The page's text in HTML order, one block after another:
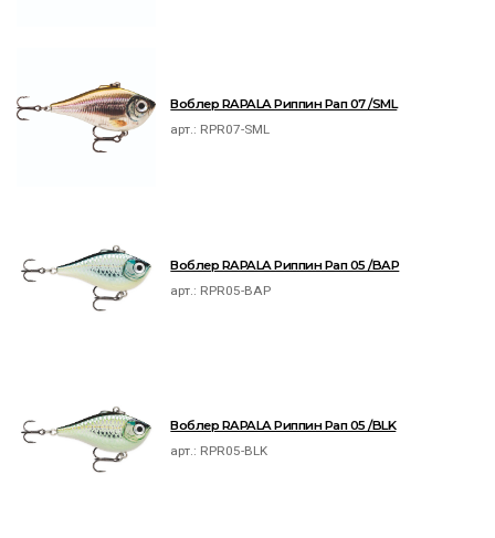
Воблер RAPALA Риппин Рап 07 /SML
арт.: RPR07-SML
Воблер RAPALA Риппин Рап 05 /BAP
арт.: RPR05-BAP
Воблер RAPALA Риппин Рап 05 /BLK
арт.: RPR05-BLK